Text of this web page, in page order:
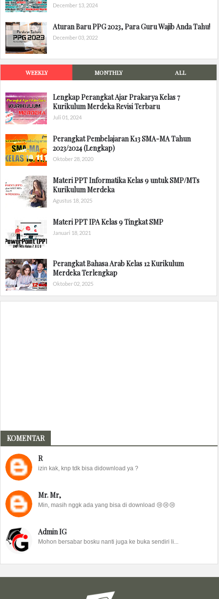
December 13, 2024
Aturan Baru PPG 2023, Para Guru Wajib Anda Tahu!
December 03, 2022
WEEKLY MONTHLY ALL
Lengkap Perangkat Ajar Prakarya Kelas 7
Kurikulum Merdeka Revisi Terbaru
Juli 01, 2024
Perangkat Pembelajaran K13 SMA-MA Tahun
2023/2024 (Lengkap)
Oktober 28, 2020
Materi PPT Informatika Kelas 9 untuk SMP/MTs
Kurikulum Merdeka
Agustus 18, 2025
Materi PPT IPA Kelas 9 Tingkat SMP
Januari 18, 2021
Perangkat Bahasa Arab Kelas 12 Kurikulum
Merdeka Terlengkap
Oktober 02, 2025
KOMENTAR
R
izin kak, knp tdk bisa didownload ya ?
Mr. Mr,
Min, masih nggk ada yang bisa di download 😢😢😢
Admin IG
Mohon bersabar bosku nanti juga ke buka sendiri li...